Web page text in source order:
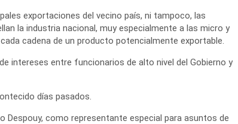
exportaciones del vecino país, ni tampoco, las
la industria nacional, muy especialmente a las micro y
cadena de un producto potencialmente exportable.
intereses entre funcionarios de alto nivel del Gobierno y
días pasados.
Despouy, como representante especial para asuntos de